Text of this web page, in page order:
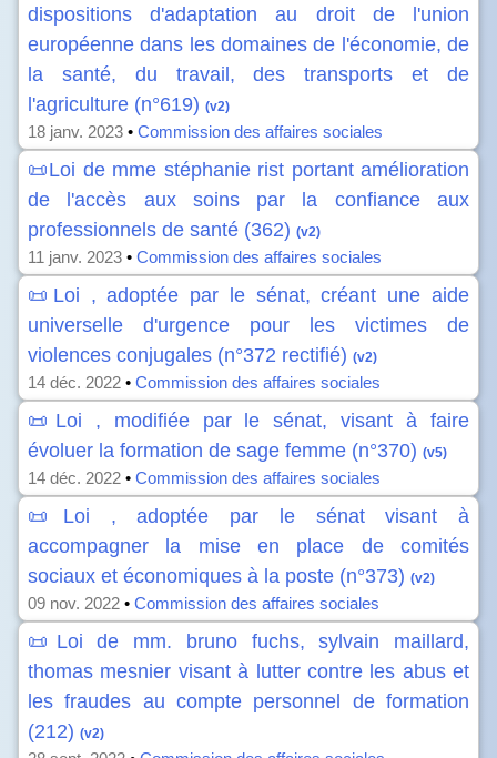
dispositions d'adaptation au droit de l'union
européenne dans les domaines de l'économie, de
la santé, du travail, des transports et de
l'agriculture (n°619) (v2)
18 janv. 2023 • Commission des affaires sociales
📜Loi de mme stéphanie rist portant amélioration
de l'accès aux soins par la confiance aux
professionnels de santé (362) (v2)
11 janv. 2023 • Commission des affaires sociales
📜Loi , adoptée par le sénat, créant une aide
universelle d'urgence pour les victimes de
violences conjugales (n°372 rectifié) (v2)
14 déc. 2022 • Commission des affaires sociales
📜Loi , modifiée par le sénat, visant à faire
évoluer la formation de sage femme (n°370) (v5)
14 déc. 2022 • Commission des affaires sociales
📜Loi , adoptée par le sénat visant à
accompagner la mise en place de comités
sociaux et économiques à la poste (n°373) (v2)
09 nov. 2022 • Commission des affaires sociales
📜Loi de mm. bruno fuchs, sylvain maillard,
thomas mesnier visant à lutter contre les abus et
les fraudes au compte personnel de formation
(212) (v2)